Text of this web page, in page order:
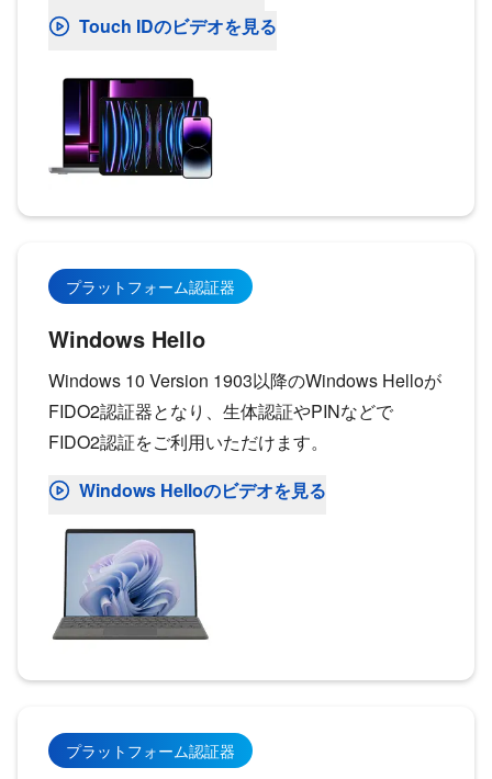
Touch IDのビデオを見る
プラットフォーム認証器
Windows Hello
Windows 10 Version 1903以降のWindows Helloが
FIDO2認証器となり、生体認証やPINなどで
FIDO2認証をご利用いただけます。
Windows Helloのビデオを見る
プラットフォーム認証器